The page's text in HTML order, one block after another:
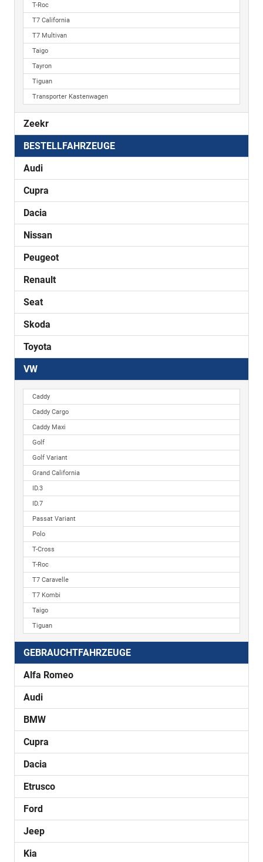
T-Roc
T7 California
T7 Multivan
Taigo
Tayron
Tiguan
Transporter Kastenwagen
Zeekr
BESTELLFAHRZEUGE
Audi
Cupra
Dacia
Nissan
Peugeot
Renault
Seat
Skoda
Toyota
VW
Caddy
Caddy Cargo
Caddy Maxi
Golf
Golf Variant
Grand California
ID.3
ID.7
Passat Variant
Polo
T-Cross
T-Roc
T7 Caravelle
T7 Kombi
Taigo
Tiguan
GEBRAUCHTFAHRZEUGE
Alfa Romeo
Audi
BMW
Cupra
Dacia
Etrusco
Ford
Jeep
Kia